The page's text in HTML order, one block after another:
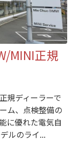
MINI正規
規ディーラーで
ム、点検整備の
に優れた電気自
ルのライ...